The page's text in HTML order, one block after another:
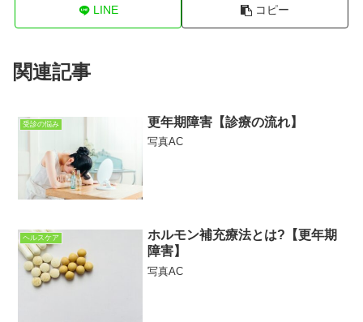
LINE コピー
関連記事
受診の悩み 更年期障害【診療の流れ】
写真AC
ヘルスケア
ホルモン補充療法とは?【更年期
障害】
写真AC